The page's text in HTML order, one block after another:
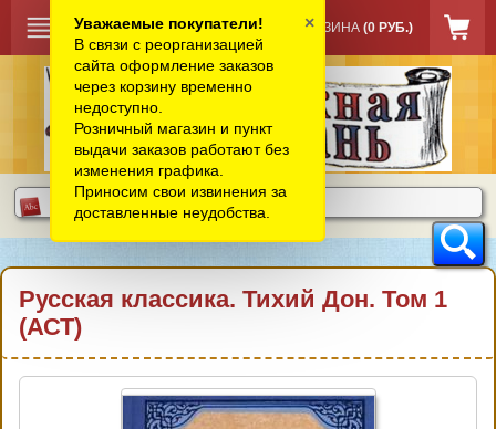
КОРЗИНА (0 РУБ.)
Русская классика. Тихий Дон. Том 1
(АСТ)
Уважаемые покупатели!
В связи с реорганизацией
сайта оформление заказов
через корзину временно
недоступно.
Розничный магазин и пункт
выдачи заказов работают без
изменения графика.
Приносим свои извинения за
доставленные неудобства.
×